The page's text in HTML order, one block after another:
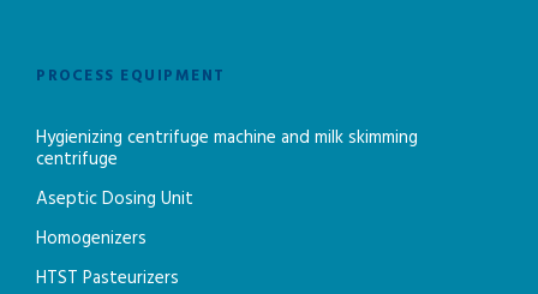
PROCESS EQUIPMENT
Hygienizing centrifuge machine and milk skimming
centrifuge
Aseptic Dosing Unit
Homogenizers
HTST Pasteurizers